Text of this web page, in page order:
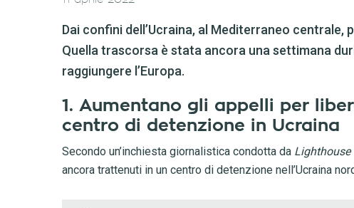
Dai confini dell’Ucraina, al Mediterraneo centrale,
Quella trascorsa è stata ancora una settimana
raggiungere l’Europa.
1. Aumentano gli appelli per
centro di detenzione in Ucraina
Secondo un’inchiesta giornalistica condotta da Lighthouse
ancora trattenuti in un centro di detenzione nell’Ucraina